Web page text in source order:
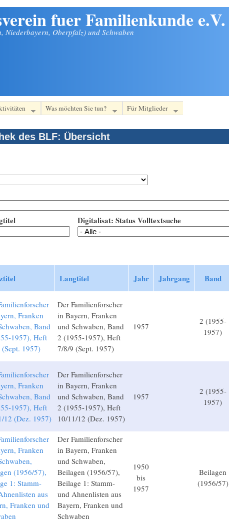
fuer Familienkunde e.V.
Oberpfalz) und Schwaben
Was möchten Sie tun? Für Mitglieder
des BLF: Übersicht
Digitalisat: Status Volltextsuche
Langtitel Jahr Jahrgang Band
Franken
Band
1957), Heft
1957)
Der Familienforscher
in Bayern, Franken
und Schwaben, Band
2 (1955-1957), Heft
7/8/9 (Sept. 1957)
1957
2 (1955-
1957)
Franken
Band
1957), Heft
12 (Dez. 1957)
Der Familienforscher
in Bayern, Franken
und Schwaben, Band
2 (1955-1957), Heft
10/11/12 (Dez. 1957)
1957
2 (1955-
1957)
Franken
(1956/57),
1: Stamm-
aus
Franken und
Der Familienforscher
in Bayern, Franken
und Schwaben,
Beilagen (1956/57),
Beilage 1: Stamm-
und Ahnenlisten aus
Bayern, Franken und
Schwaben
1950
bis
1957
Beilagen
(1956/57)